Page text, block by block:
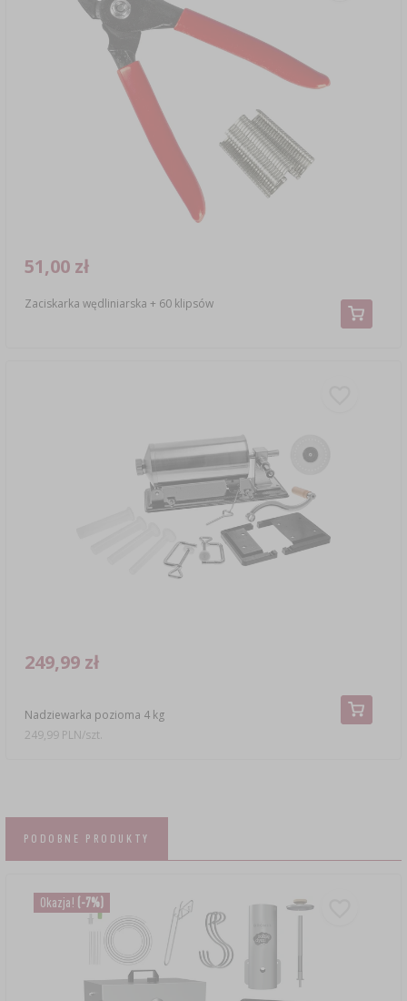
Zaciskarka wędliniarska + 60 klipsów
51,00 zł
Nadziewarka pozioma 4 kg
249,99 zł
249,99 PLN/szt.
PODOBNE PRODUKTY
Okazja! (-7%)